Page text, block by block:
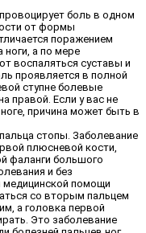
боль в одном
от формы
поражением
а по мере
воспаляться суставы и
проявляется в полной
ступне болевые
правой. Если у вас не
причина может быть в
стопы. Заболевание
плюсневой кости,
фаланги большого
и без
помощи
со вторым пальцем
а головка первой
Это заболевание